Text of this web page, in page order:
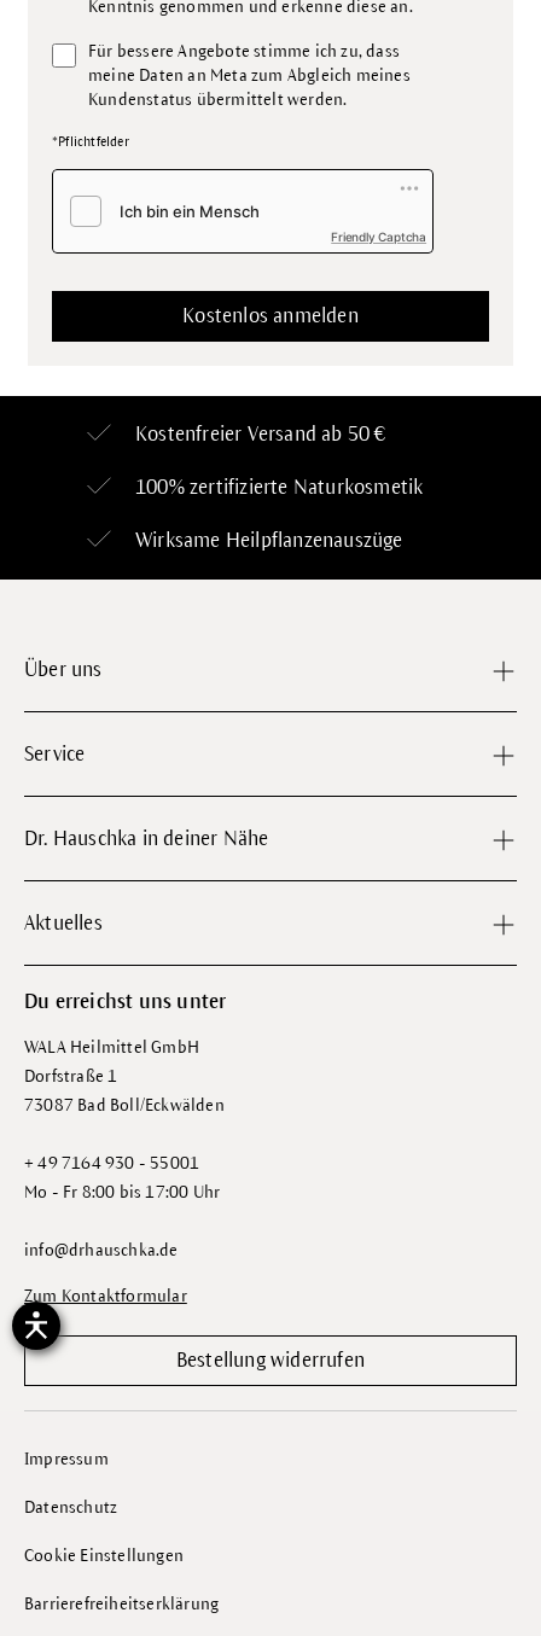
Kenntnis genommen und erkenne diese an.
Für bessere Angebote stimme ich zu, dass
meine Daten an Meta zum Abgleich meines
Kundenstatus übermittelt werden.
*Pflichtfelder
Friendly Captcha
Kostenfreier Versand ab 50 €
100% zertifizierte Naturkosmetik
Wirksame Heilpflanzenauszüge
Über uns
Service
Dr. Hauschka in deiner Nähe
Aktuelles
Du erreichst uns unter
WALA Heilmittel GmbH
Dorfstraße 1
73087 Bad Boll/Eckwälden
+ 49 7164 930 - 55001
Mo - Fr 8:00 bis 17:00 Uhr
info@drhauschka.de
Zum Kontaktformular
Bestellung widerrufen
Impressum
Datenschutz
Cookie Einstellungen
Barrierefreiheitserklärung